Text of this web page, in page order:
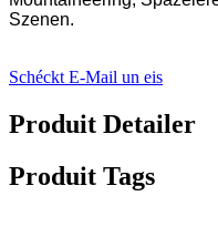
Szenen.
Schéckt E-Mail un eis
Produit Detailer
Produit Tags